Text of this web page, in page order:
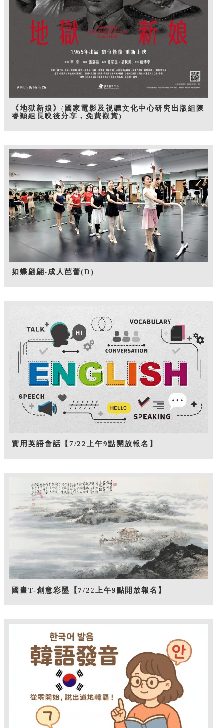
《地獄新娘》(國家電影及視聽文化中心研究出版組陳
睿穎組長映後分享，免費觀賞)
如蝶翩翩-成人芭蕾(D)
實用英語會話【7/22上午9點開放報名】
國畫T-創意彩墨【7/22上午9點開放報名】